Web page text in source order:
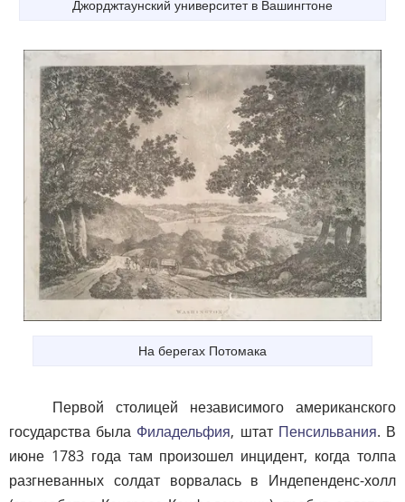
Джорджтаунский университет в Вашингтоне
На берегах Потомака
Первой столицей независимого американского
государства была Филадельфия, штат Пенсильвания. В
июне 1783 года там произошел инцидент, когда толпа
разгневанных солдат ворвалась в Индепенденс-холл